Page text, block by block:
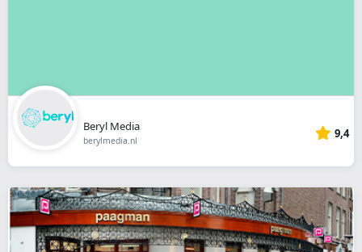
Beryl Media
berylmedia.nl 9,4